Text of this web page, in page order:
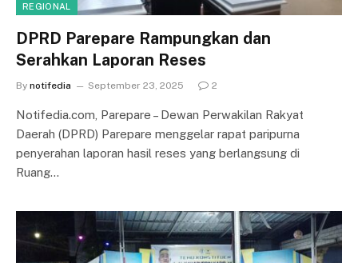
REGIONAL
DPRD Parepare Rampungkan dan
Serahkan Laporan Reses
By notifedia September 23, 2025 2
Notifedia.com, Parepare – Dewan Perwakilan Rakyat
Daerah (DPRD) Parepare menggelar rapat paripurna
penyerahan laporan hasil reses yang berlangsung di
Ruang…